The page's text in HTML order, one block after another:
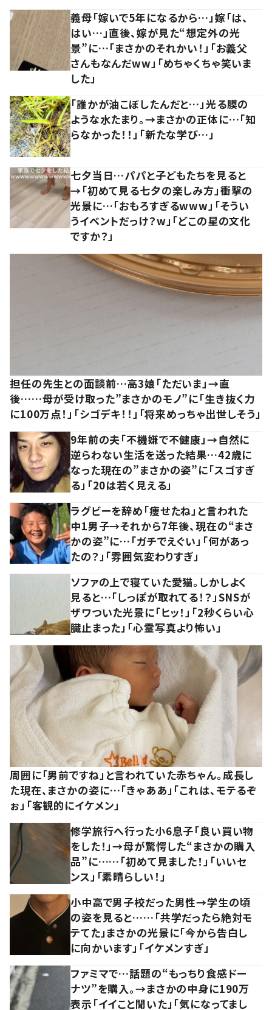
義母「嫁いで5年になるから…」嫁「は、
はい…」直後、嫁が見た“想定外の光
景”に…「まさかのそれかい！」「お義父
さんもなんだww」「めちゃくちゃ笑いま
した」
「誰かが油こぼしたんだと…」光る膜の
ような水たまり。→まさかの正体に…「知
らなかった！！」「新たな学び…」
七夕当日…パパと子どもたちを見ると
→「初めて見る七夕の楽しみ方」衝撃の
光景に…「おもろすぎるwww」「そうい
うイベントだっけ？w」「どこの星の文化
ですか？」
担任の先生との面談前…高3娘「ただいま」→直
後……母が受け取った”まさかのモノ”に「生き抜く力
に100万点！」「シゴデキ！！」「将来めっちゃ出世しそう」
9年前の夫「不機嫌で不健康」→自然に
逆らわない生活を送った結果…42歳に
なった現在の”まさかの姿”に「スゴすぎ
る」「20は若く見える」
ラグビーを辞め「痩せたね」と言われた
中1男子→それから7年後、現在の“まさ
かの姿”に…「ガチでえぐい」「何があっ
たの？」「雰囲気変わりすぎ」
ソファの上で寝ていた愛猫。しかしよく
見ると…「しっぽが取れてる！？」SNSが
ザワついた光景に「ヒッ！」「2秒くらい心
臓止まった」「心霊写真より怖い」
周囲に「男前ですね」と言われていた赤ちゃん。成長し
た現在、まさかの姿に…「きゃああ」「これは、モテるぞ
ぉ」「客観的にイケメン」
修学旅行へ行った小6息子「良い買い物
をした！」→母が驚愕した“まさかの購入
品”に……「初めて見ました！」「いいセ
ンス」「素晴らしい！」
小中高で男子校だった男性→学生の頃
の姿を見ると……「共学だったら絶対モ
テてた」まさかの光景に「今から告白し
に向かいます」「イケメンすぎ」
ファミマで…話題の“もっちり食感ドー
ナツ”を購入。→まさかの中身に190万
表示「イイこと聞いた」「気になってまし